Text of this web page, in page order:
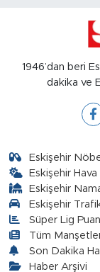
1946’dan beri
dakika ve
Eskişehir
Eskişehir
Eskişehir
Eskişehir
Süper Lig
Tüm
Son Dakika
Haber Arşivi